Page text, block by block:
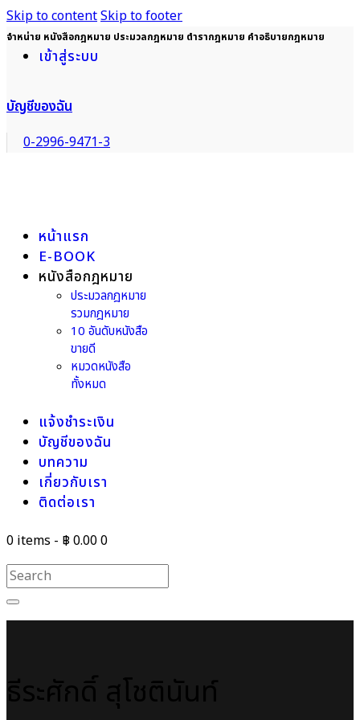
Skip to contentSkip to footer
จำหน่าย หนังสือกฎหมาย ประมวลกฎหมาย ตำรากฎหมาย คำอธิบายกฎหมาย
เข้าสู่ระบบ
บัญชีของฉัน
0-2996-9471-3
หน้าแรก
E-BOOK
หนังสือกฎหมาย
ประมวลกฎหมาย
รวมกฎหมาย
10 อันดับหนังสือ
ขายดี
หมวดหนังสือ
ทั้งหมด
แจ้งชำระเงิน
บัญชีของฉัน
บทความ
เกี่ยวกับเรา
ติดต่อเรา
0 items - ฿ 0.000